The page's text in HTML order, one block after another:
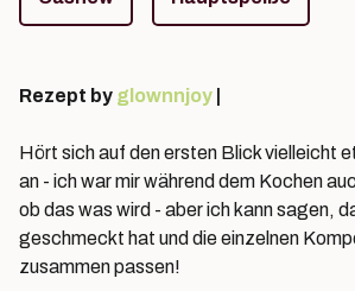
Rezept by glownnjoy
Hört sich auf den ersten Blick vielleicht
an - ich war mir während dem Kochen
ob das was wird - aber ich kann sagen,
geschmeckt hat und die einzelnen
zusammen passen!